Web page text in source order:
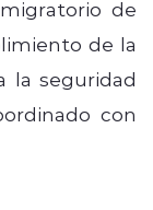
de
de la
la seguridad
con